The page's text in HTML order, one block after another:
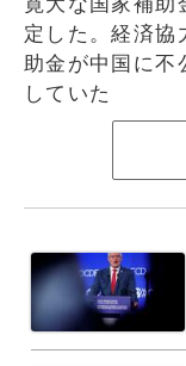
定した。経済協
助金が中国に不
していた